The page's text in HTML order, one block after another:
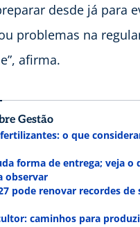
desde já para
problemas na
afirma.
Gestão
o que
forma de entrega; veja
observar
pode renovar recordes
caminhos para